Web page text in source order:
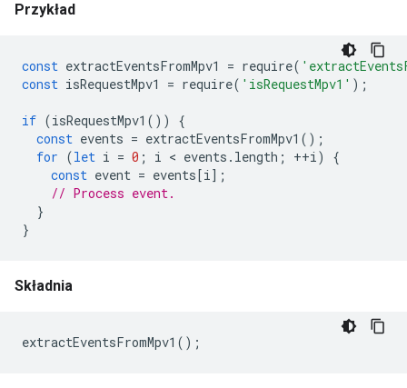
Przykład
const extractEventsFromMpv1 = require(
const isRequestMpv1 = require( 'isRequestMpv1' );
if (isRequestMpv1 ())
{
const events = extractEventsFromMpv1 ();
for (let i = 0 ; i < events . length ; ++i)
{
const event = events[i];
// Process event.
}
}
Składnia
extractEventsFromMpv1 ();